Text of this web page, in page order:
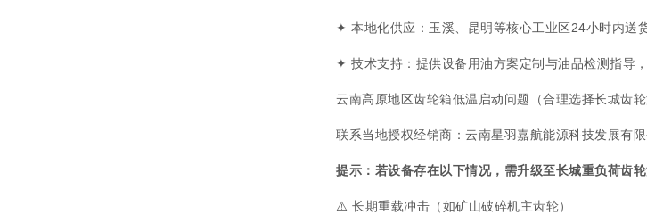
✦ 本地化供应：玉溪、昆明等核心工业区24小时内送
✦ 技术支持：提供设备用油方案定制与油品检测指导
云南高原地区齿轮箱低温启动问题（合理选择长城齿
联系当地授权经销商：云南星羽嘉航能源科技发展有
提示：若设备存在以下情况，需升级至长城重负荷齿
⚠️ 长期重载冲击（如矿山破碎机主齿轮）